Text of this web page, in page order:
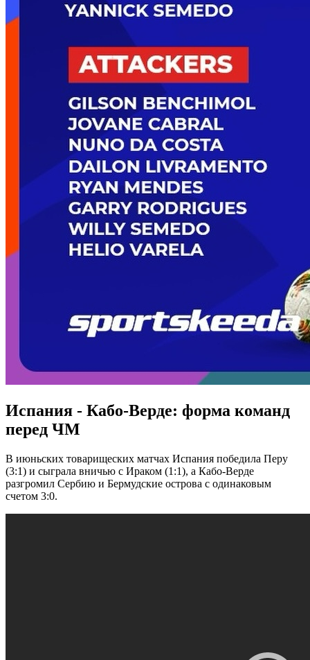
Испания - Кабо-Верде: форма команд
перед ЧМ
В июньских товарищеских матчах Испания победила Перу
(3:1) и сыграла вничью с Ираком (1:1), а Кабо-Верде
разгромил Сербию и Бермудские острова с одинаковым
счетом 3:0.